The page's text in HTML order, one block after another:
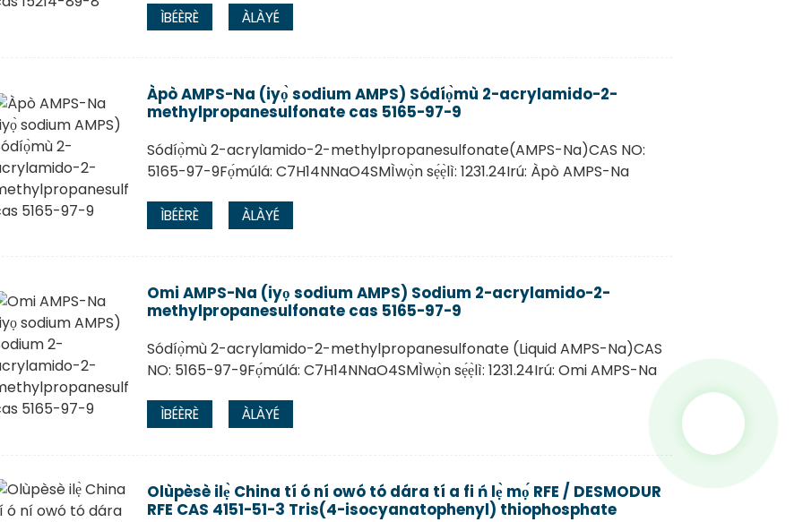
ÌBÉÈRÈ ÀLÀYÉ
Àpò AMPS-Na (iyọ̀ sodium AMPS) Sódíọ̀mù 2-acrylamido-2-
methylpropanesulfonate cas 5165-97-9
Sódíọ̀mù 2-acrylamido-2-methylpropanesulfonate(AMPS-Na)CAS NO:
5165-97-9Fọ́múlá: C7H14NNaO4SMÌwọ̀n sẹ́ẹ̀lì: 1231.24Irú: Àpò AMPS-Na
ÌBÉÈRÈ ÀLÀYÉ
Omi AMPS-Na (iyọ sodium AMPS) Sodium 2-acrylamido-2-
methylpropanesulfonate cas 5165-97-9
Sódíọ̀mù 2-acrylamido-2-methylpropanesulfonate (Liquid AMPS-Na)CAS
NO: 5165-97-9Fọ́múlá: C7H14NNaO4SMÌwọ̀n sẹ́ẹ̀lì: 1231.24Irú: Omi AMPS-Na
ÌBÉÈRÈ ÀLÀYÉ
Olùpèsè ilẹ̀ China tí ó ní owó tó dára tí a fi ń lẹ̀ mọ́ RFE / DESMODUR
RFE CAS 4151-51-3 Tris(4-isocyanatophenyl) thiophosphate